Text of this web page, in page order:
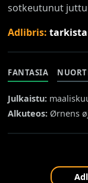
sotkeutunut
Adlibris:
FANTASIA
Julkaistu:
Alkuteos: Ørnens